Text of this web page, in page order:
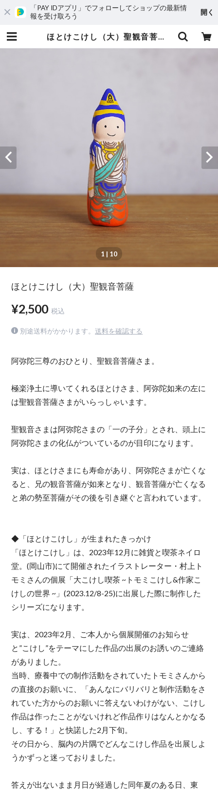
「PAY IDアプリ」でフォローしてショップの最新情
報を受け取ろう
開く
ほとけこけし（大）聖観音菩薩 | ニシユキテンネットショップ
1 | 10
ほとけこけし（大）聖観音菩薩
¥2,500 税込
別途送料がかかります。 送料を確認する
阿弥陀三尊のおひとり、聖観音菩薩さま。
極楽浄土に導いてくれるほとけさま、阿弥陀如来の左に
は聖観音菩薩さまがいらっしゃいます。
聖観音さまは阿弥陀さまの「一の子分」とされ、頭上に
阿弥陀さまの化仏がついているのが目印になります。
実は、ほとけさまにも寿命があり、阿弥陀さまが亡くな
ると、兄の観音菩薩が如来となり、観音菩薩が亡くなる
と弟の勢至菩薩がその後を引き継ぐと言われています。
◆「ほとけこけし」が生まれたきっかけ
「ほとけこけし」は、2023年12月に雑貨と喫茶ネイロ
堂。(岡山市)にて開催されたイラストレーター・村上ト
モミさんの個展「大こけし喫茶 ~トモミこけし&作家こ
けしの世界 ~」(2023.12/8-25)に出展した際に制作した
シリーズになります。
実は、2023年2月、ご本人から個展開催のお知らせ
と”こけし”をテーマにした作品の出展のお誘いのご連絡
がありました。
当時、療養中での制作活動をされていたトモミさんから
の直接のお願いに、「あんなにバリバリと制作活動をさ
れていた方からのお願いに答えないわけがない、こけし
作品は作ったことがないけれど作品作りはなんとかなる
し、する！」と快諾した2月下旬。
その日から、脳内の片隅でどんなこけし作品を出展しよ
うかずっと迷っておりました。
答えが出ないまま月日が経過した同年夏のある日、東